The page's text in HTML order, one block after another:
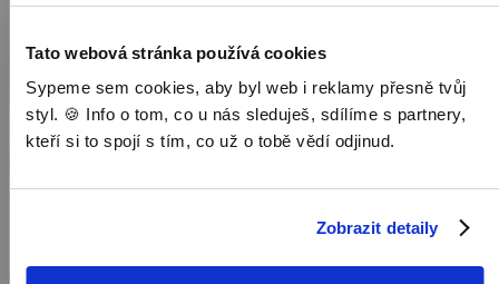
Tato webová stránka používá cookies
Sypeme sem cookies, aby byl web i reklamy přesně tvůj
styl. 🍪 Info o tom, co u nás sleduješ, sdílíme s partnery,
kteří si to spojí s tím, co už o tobě vědí odjinud.
Zobrazit detaily
Jak přežít genocidu, která si vyžádá životy téměř 1,7 milionu mužů,
touze po svobodě.